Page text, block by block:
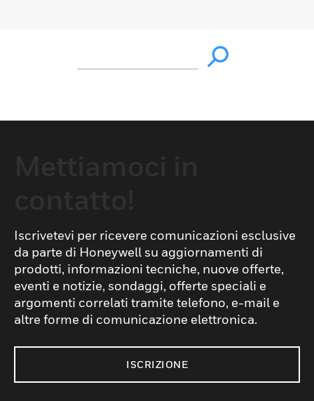
Iscrivetevi per ricevere comunicazioni esclusive
da parte di Honeywell su aggiornamenti di
prodotti, informazioni tecniche, nuove offerte,
eventi e notizie, sondaggi, offerte speciali e
argomenti correlati tramite telefono, e-mail e
altre forme di comunicazione elettronica.
ISCRIZIONE